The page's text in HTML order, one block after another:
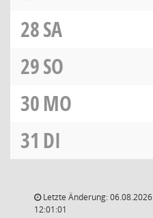
28SA
29SO
30MO
31 DI
Letzte Änderung: 06.08.2026
12:01:01